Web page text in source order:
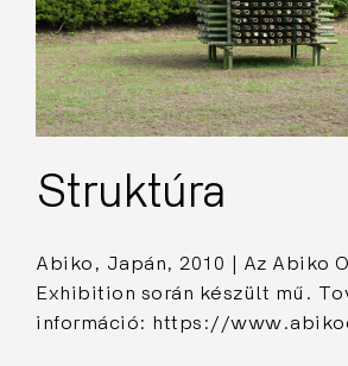
Struktúra
Abiko, Japán, 2010 | Az Abiko
Exhibition során készült mű.
információ: https://